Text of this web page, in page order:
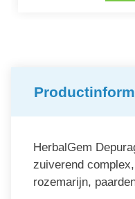
HerbalGem
zuiverend
rozemarijn,